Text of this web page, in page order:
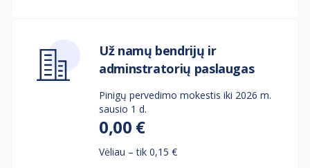
Už namų bendrijų ir
adminstratorių paslaugas
Pinigų pervedimo mokestis iki 2026 m.
sausio 1 d.
0,00 €
Vėliau – tik 0,15 €